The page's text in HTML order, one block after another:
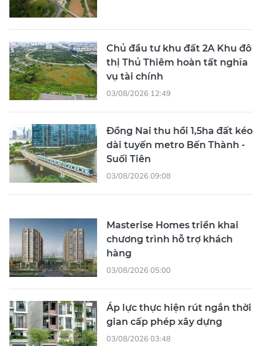
Chủ đầu tư khu đất 2A Khu đô
thị Thủ Thiêm hoàn tất nghĩa
vụ tài chính
03/08/2026 12:49
Đồng Nai thu hồi 1,5ha đất kéo
dài tuyến metro Bến Thành -
Suối Tiên
03/08/2026 09:08
Masterise Homes triển khai
chương trình hỗ trợ khách
hàng
03/08/2026 05:00
Áp lực thực hiện rút ngắn thời
gian cấp phép xây dựng
03/08/2026 03:48